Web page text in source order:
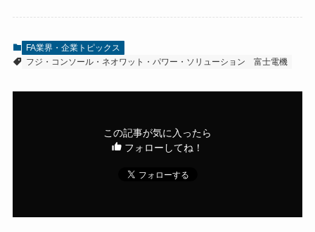
FA業界・企業トピックス
フジ・コンソール・ネオワット・パワー・ソリューション
富士電機
この記事が気に入ったら
フォローしてね！